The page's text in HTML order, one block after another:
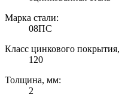
Марка стали:
08ПС
Класс цинкового
120
Толщина, мм:
2